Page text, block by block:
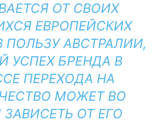
ОТ СВОИХ
ЕВРОПЕЙСКИХ
ПОЛЬЗУ АВСТРАЛИИ,
УСПЕХ БРЕНДА В
ПЕРЕХОДА НА
МОЖЕТ ВО
ОТ ЕГО